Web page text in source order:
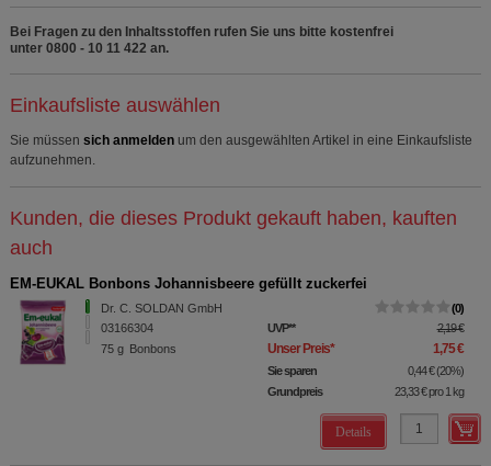
Bei Fragen zu den Inhaltsstoffen rufen Sie uns bitte kostenfrei
unter 0800 - 10 11 422 an.
Einkaufsliste auswählen
Sie müssen sich anmelden um den ausgewählten Artikel in eine Einkaufsliste
aufzunehmen.
Kunden, die dieses Produkt gekauft haben, kauften
auch
EM-EUKAL Bonbons Johannisbeere gefüllt zuckerfei
Dr. C. SOLDAN GmbH
03166304
75 g Bonbons
0
UVP** 2,19 €
Unser Preis* 1,75 €
Sie sparen 0,44 € (20%)
Grundpreis
23,33 €pro 1 kg
Details